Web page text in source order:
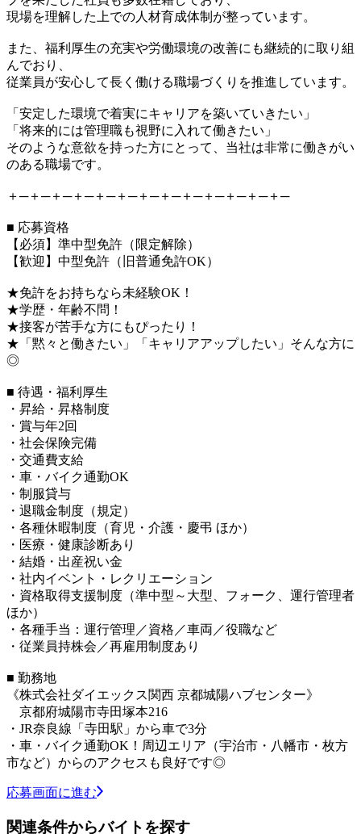
現場を理解した上での人材育成体制が整っています。
また、福利厚生の充実や労働環境の改善にも継続的に取り組
んでおり、
従業員が安心して長く働ける職場づくりを推進しています。
「安定した環境で着実にキャリアを築いていきたい」
「将来的には管理職も視野に入れて働きたい」
そのような意欲を持った方にとって、当社は非常に働きがい
のある職場です。
＋─＋─＋─＋─＋─＋─＋─＋─＋─＋─＋─＋─＋─
■ 応募資格
【必須】準中型免許（限定解除）
【歓迎】中型免許（旧普通免許OK）
★免許をお持ちなら未経験OK！
★学歴・年齢不問！
★接客が苦手な方にもぴったり！
★「黙々と働きたい」「キャリアアップしたい」そんな方に
◎
■ 待遇・福利厚生
・昇給・昇格制度
・賞与年2回
・社会保険完備
・交通費支給
・車・バイク通勤OK
・制服貸与
・退職金制度（規定）
・各種休暇制度（育児・介護・慶弔 ほか）
・医療・健康診断あり
・結婚・出産祝い金
・社内イベント・レクリエーション
・資格取得支援制度（準中型～大型、フォーク、運行管理者
ほか）
・各種手当：運行管理／資格／車両／役職など
・従業員持株会／再雇用制度あり
■ 勤務地
《株式会社ダイエックス関西 京都城陽ハブセンター》
京都府城陽市寺田塚本216
・JR奈良線「寺田駅」から車で3分
・車・バイク通勤OK！周辺エリア（宇治市・八幡市・枚方
市など）からのアクセスも良好です◎
応募画面に進む
関連条件からバイトを探す